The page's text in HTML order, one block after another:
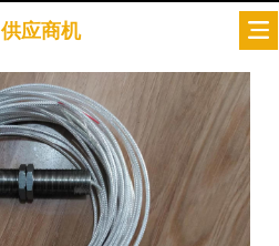
供应商机